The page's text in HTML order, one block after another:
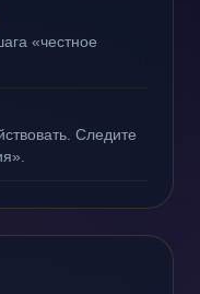
«честное
Следите